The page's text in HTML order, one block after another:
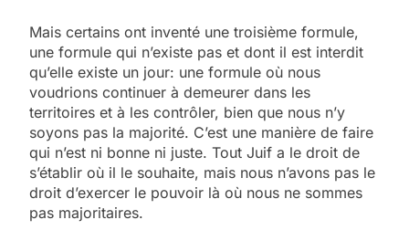
Mais certains ont inventé une troisième formule,
une formule qui n’existe pas et dont il est interdit
qu’elle existe un jour: une formule où nous
voudrions continuer à demeurer dans les
territoires et à les contrôler, bien que nous n’y
soyons pas la majorité. C’est une manière de faire
qui n’est ni bonne ni juste. Tout Juif a le droit de
s’établir où il le souhaite, mais nous n’avons pas le
droit d’exercer le pouvoir là où nous ne sommes
pas majoritaires.